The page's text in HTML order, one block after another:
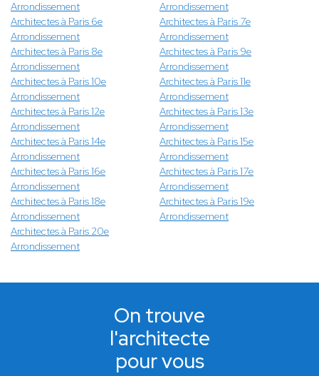
Arrondissement
Arrondissement
Architectes à Paris 6e
Arrondissement
Architectes à Paris 7e
Arrondissement
Architectes à Paris 8e
Arrondissement
Architectes à Paris 9e
Arrondissement
Architectes à Paris 10e
Arrondissement
Architectes à Paris 11e
Arrondissement
Architectes à Paris 12e
Arrondissement
Architectes à Paris 13e
Arrondissement
Architectes à Paris 14e
Arrondissement
Architectes à Paris 15e
Arrondissement
Architectes à Paris 16e
Arrondissement
Architectes à Paris 17e
Arrondissement
Architectes à Paris 18e
Arrondissement
Architectes à Paris 19e
Arrondissement
Architectes à Paris 20e
Arrondissement
On trouve
l'architecte
pour vous